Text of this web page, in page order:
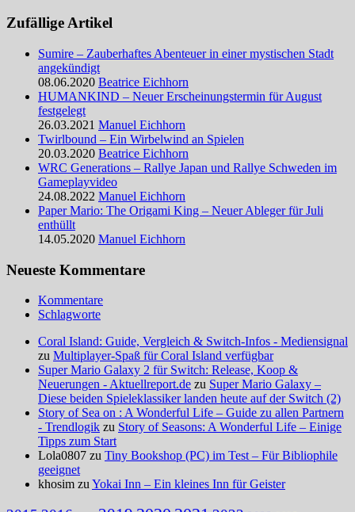
Zufällige Artikel
Sumire – Zauberhaftes Abenteuer in einer mystischen Stadt
angekündigt
08.06.2020 Beatrice Eichhorn
HUMANKIND – Neuer Erscheinungstermin für August
festgelegt
26.03.2021 Manuel Eichhorn
Twirlbound – Ein Wirbelwind an Spielen
20.03.2020 Beatrice Eichhorn
WRC Generations – Rallye Japan und Rallye Schweden im
Gameplayvideo
24.08.2022 Manuel Eichhorn
Paper Mario: The Origami King – Neuer Ableger für Juli
enthüllt
14.05.2020 Manuel Eichhorn
Neueste Kommentare
Kommentare
Schlagworte
Coral Island: Guide, Vergleich & Switch-Infos - Mediensignal
zu Multiplayer-Spaß für Coral Island verfügbar
Super Mario Galaxy 2 für Switch: Release, Koop &
Neuerungen - Aktuellreport.de zu Super Mario Galaxy –
Diese beiden Spieleklassiker landen heute auf der Switch (2)
Story of Sea on : A Wonderful Life – Guide zu allen Partnern
- Trendlogik zu Story of Seasons: A Wonderful Life – Einige
Tipps zum Start
Lola0807 zu Tiny Bookshop (PC) im Test – Für Bibliophile
geeignet
khosim zuYokai Inn – Ein kleines Inn für Geister